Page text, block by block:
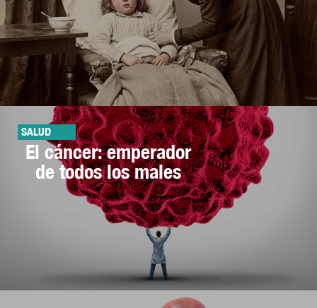
SALUD
El cáncer: emperador
de todos los males